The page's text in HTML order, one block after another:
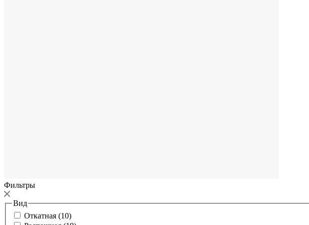
Фильтры
Вид
Откатная (10)